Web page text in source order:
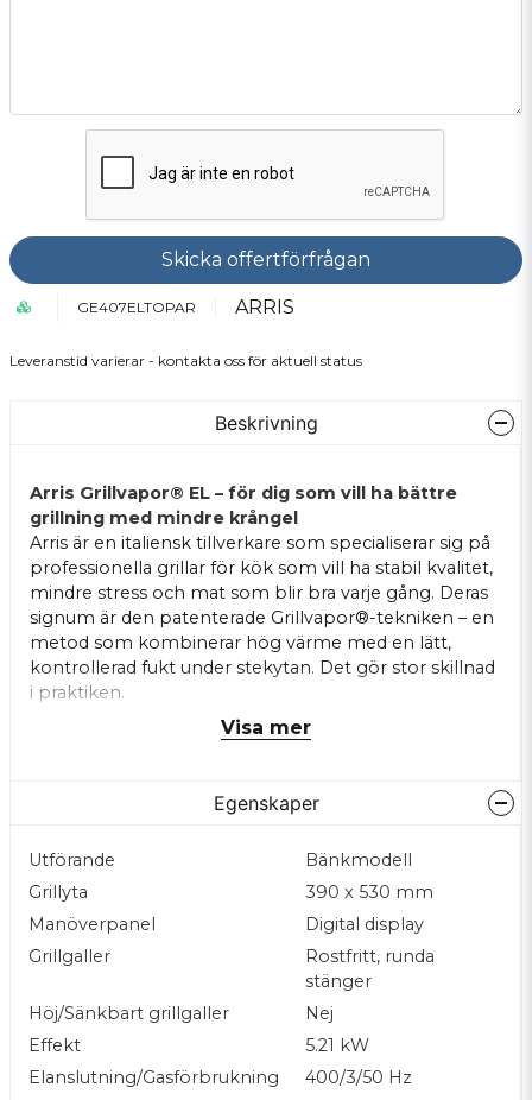
Skicka offertförfrågan
GE407ELTOPAR ARRIS
Leveranstid varierar - kontakta oss för aktuell status
Beskrivning
Arris Grillvapor® EL – för dig som vill ha bättre
grillning med mindre krångel
Arris är en italiensk tillverkare som specialiserar sig på
professionella grillar för kök som vill ha stabil kvalitet,
mindre stress och mat som blir bra varje gång. Deras
signum är den patenterade Grillvapor®-tekniken – en
metod som kombinerar hög värme med en lätt,
kontrollerad fukt under stekytan. Det gör stor skillnad
i praktiken.
Maten håller sig saftig på insidan samtidigt som den
mer förutsägbart, snabbare och helt enkelt godare –
eller någon som gör sitt allra första pass.
Alla grillar från Arris bygger på samma grundidé, men
kommer i olika modeller för olika typer av kök. Det
finns både el- och gasversioner, digitala styrsystem för
den som vill ha total precision och enklare modeller
för kök där man vill hålla det smidigt. Oavsett vilken
du väljer får du en robust grill som är byggd för att
leverera dag efter dag, utan krångel.
Vad gör Grillvapor® EL speciell?
Visa mer
Egenskaper
Utförande
Bänkmodell
Grillyta
390 x 530 mm
Manöverpanel
Digital display
Grillgaller
Rostfritt, runda
stänger
Höj/Sänkbart grillgaller
Nej
Effekt
5.21 kW
Elanslutning/Gasförbrukning
400/3/50 Hz